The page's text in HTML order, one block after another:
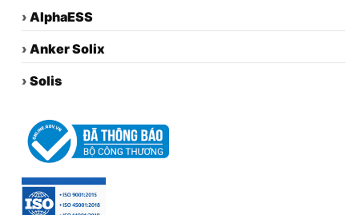
› AlphaESS
› Anker Solix
› Solis